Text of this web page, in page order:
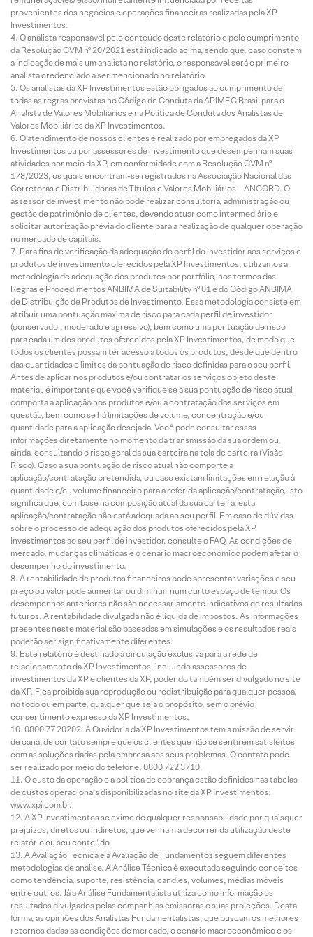
provenientes dos negócios e operações financeiras realizadas pela XP
Investimentos.
O analista responsável pelo conteúdo deste relatório e pelo cumprimento
da Resolução CVM nº 20/2021 está indicado acima, sendo que, caso constem
a indicação de mais um analista no relatório, o responsável será o primeiro
analista credenciado a ser mencionado no relatório.
Os analistas da XP Investimentos estão obrigados ao cumprimento de
todas as regras previstas no Código de Conduta da APIMEC Brasil para o
Analista de Valores Mobiliários e na Política de Conduta dos Analistas de
Valores Mobiliários da XP Investimentos.
O atendimento de nossos clientes é realizado por empregados da XP
Investimentos ou por assessores de investimento que desempenham suas
atividades por meio da XP, em conformidade com a Resolução CVM nº
178/2023, os quais encontram-se registrados na Associação Nacional das
Corretoras e Distribuidoras de Títulos e Valores Mobiliários – ANCORD. O
assessor de investimento não pode realizar consultoria, administração ou
gestão de patrimônio de clientes, devendo atuar como intermediário e
solicitar autorização prévia do cliente para a realização de qualquer operação
no mercado de capitais.
Para fins de verificação da adequação do perfil do investidor aos serviços e
produtos de investimento oferecidos pela XP Investimentos, utilizamos a
metodologia de adequação dos produtos por portfólio, nos termos das
Regras e Procedimentos ANBIMA de Suitability nº 01 e do Código ANBIMA
de Distribuição de Produtos de Investimento. Essa metodologia consiste em
atribuir uma pontuação máxima de risco para cada perfil de investidor
(conservador, moderado e agressivo), bem como uma pontuação de risco
para cada um dos produtos oferecidos pela XP Investimentos, de modo que
todos os clientes possam ter acesso a todos os produtos, desde que dentro
das quantidades e limites da pontuação de risco definidas para o seu perfil.
Antes de aplicar nos produtos e/ou contratar os serviços objeto deste
material, é importante que você verifique se a sua pontuação de risco atual
comporta a aplicação nos produtos e/ou a contratação dos serviços em
questão, bem como se há limitações de volume, concentração e/ou
quantidade para a aplicação desejada. Você pode consultar essas
informações diretamente no momento da transmissão da sua ordem ou,
ainda, consultando o risco geral da sua carteira na tela de carteira (Visão
Risco). Caso a sua pontuação de risco atual não comporte a
aplicação/contratação pretendida, ou caso existam limitações em relação à
quantidade e/ou volume financeiro para a referida aplicação/contratação, isto
significa que, com base na composição atual da sua carteira, esta
aplicação/contratação não está adequada ao seu perfil. Em caso de dúvidas
sobre o processo de adequação dos produtos oferecidos pela XP
Investimentos ao seu perfil de investidor, consulte o FAQ. As condições de
mercado, mudanças climáticas e o cenário macroeconômico podem afetar o
desempenho do investimento.
A rentabilidade de produtos financeiros pode apresentar variações e seu
preço ou valor pode aumentar ou diminuir num curto espaço de tempo. Os
desempenhos anteriores não são necessariamente indicativos de resultados
futuros. A rentabilidade divulgada não é líquida de impostos. As informações
presentes neste material são baseadas em simulações e os resultados reais
poderão ser significativamente diferentes.
Este relatório é destinado à circulação exclusiva para a rede de
relacionamento da XP Investimentos, incluindo assessores de
investimentos da XP e clientes da XP, podendo também ser divulgado no site
da XP. Fica proibida sua reprodução ou redistribuição para qualquer pessoa,
no todo ou em parte, qualquer que seja o propósito, sem o prévio
consentimento expresso da XP Investimentos.
0800 77 20202. A Ouvidoria da XP Investimentos tem a missão de servir
de canal de contato sempre que os clientes que não se sentirem satisfeitos
com as soluções dadas pela empresa aos seus problemas. O contato pode
ser realizado por meio do telefone: 0800 722 3710.
O custo da operação e a política de cobrança estão definidos nas tabelas
de custos operacionais disponibilizadas no site da XP Investimentos:
www.xpi.com.br.
A XP Investimentos se exime de qualquer responsabilidade por quaisquer
prejuízos, diretos ou indiretos, que venham a decorrer da utilização deste
relatório ou seu conteúdo.
A Avaliação Técnica e a Avaliação de Fundamentos seguem diferentes
metodologias de análise. A Análise Técnica é executada seguindo conceitos
como tendência, suporte, resistência, candles, volumes, médias móveis
entre outros. Já a Análise Fundamentalista utiliza como informação os
resultados divulgados pelas companhias emissoras e suas projeções. Desta
forma, as opiniões dos Analistas Fundamentalistas, que buscam os melhores
retornos dadas as condições de mercado, o cenário macroeconômico e os